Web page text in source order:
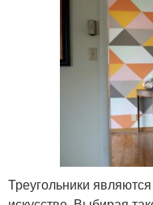
Треугольники